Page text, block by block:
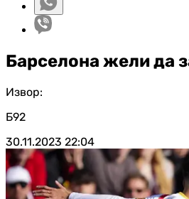
Барселона жели да
Извор:
Б92
30.11.2023 22:04